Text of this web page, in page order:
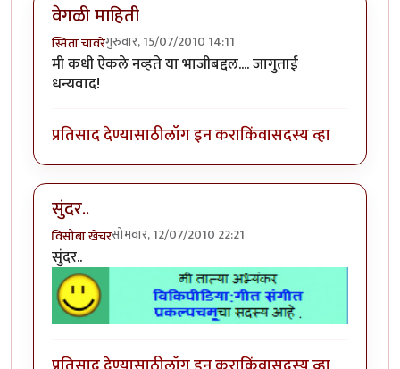
वेगळी माहिती
स्मिता चावरेगुरुवार, 15/07/2010 14:11
मी कधी ऐकले नव्हते या भाजीबद्दल.... जागुताई
धन्यवाद!
प्रतिसाद देण्यासाठीलॉग इन कराकिंवासदस्य व्हा
सुंदर..
विसोबा खेचरसोमवार, 12/07/2010 22:21
सुंदर..